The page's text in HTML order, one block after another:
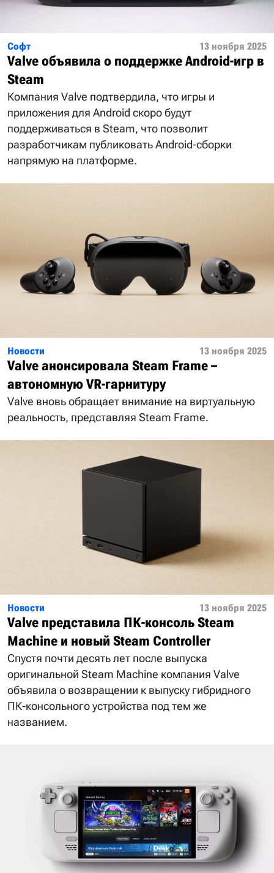
Софт 13 ноября 2025
Valve объявила о поддержке Android-игр в
Steam
Компания Valve подтвердила, что игры и
приложения для Android скоро будут
поддерживаться в Steam, что позволит
разработчикам публиковать Android-сборки
напрямую на платформе.
Новости 13 ноября 2025
Valve анонсировала Steam Frame –
автономную VR-гарнитуру
Valve вновь обращает внимание на виртуальную
реальность, представляя Steam Frame.
Новости 13 ноября 2025
Valve представила ПК-консоль Steam
Machine и новый Steam Controller
Спустя почти десять лет после выпуска
оригинальной Steam Machine компания Valve
объявила о возвращении к выпуску гибридного
ПК-консольного устройства под тем же
названием.